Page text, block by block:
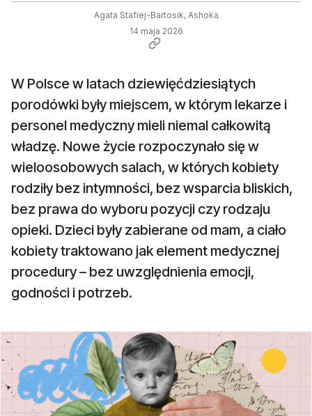
Agata Stafiej-Bartosik, Ashoka
14 maja 2026
W Polsce w latach dziewięćdziesiątych
porodówki były miejscem, w którym lekarze i
personel medyczny mieli niemal całkowitą
władzę. Nowe życie rozpoczynało się w
wieloosobowych salach, w których kobiety
rodziły bez intymności, bez wsparcia bliskich,
bez prawa do wyboru pozycji czy rodzaju
opieki. Dzieci były zabierane od mam, a ciało
kobiety traktowano jak element medycznej
procedury – bez uwzględnienia emocji,
godności i potrzeb.